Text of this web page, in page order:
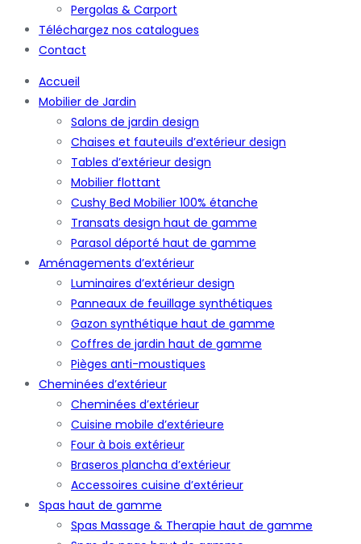
Pergolas & Carport
Téléchargez nos catalogues
Contact
Accueil
Mobilier de Jardin
Salons de jardin design
Chaises et fauteuils d’extérieur design
Tables d’extérieur design
Mobilier flottant
Cushy Bed Mobilier 100% étanche
Transats design haut de gamme
Parasol déporté haut de gamme
Aménagements d’extérieur
Luminaires d’extérieur design
Panneaux de feuillage synthétiques
Gazon synthétique haut de gamme
Coffres de jardin haut de gamme
Pièges anti-moustiques
Cheminées d’extérieur
Cheminées d’extérieur
Cuisine mobile d’extérieure
Four à bois extérieur
Braseros plancha d’extérieur
Accessoires cuisine d’extérieur
Spas haut de gamme
Spas Massage & Therapie haut de gamme